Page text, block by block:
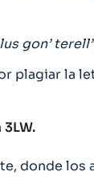
gon’ terell”
plagiar la
3LW.
donde los